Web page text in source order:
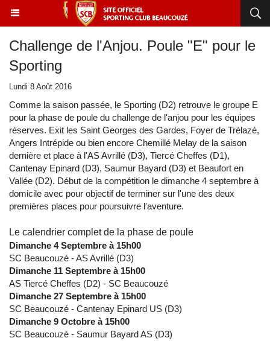
Challenge de l'Anjou. Poule "E" pour le
Sporting
Lundi 8 Août 2016
Comme la saison passée, le Sporting (D2) retrouve le groupe E
pour la phase de poule du challenge de l'anjou pour les équipes
réserves. Exit les Saint Georges des Gardes, Foyer de Trélazé,
Angers Intrépide ou bien encore Chemillé Melay de la saison
dernière et place à l'AS Avrillé (D3), Tiercé Cheffes (D1),
Cantenay Epinard (D3), Saumur Bayard (D3) et Beaufort en
Vallée (D2). Début de la compétition le dimanche 4 septembre à
domicile avec pour objectif de terminer sur l'une des deux
premières places pour poursuivre l'aventure.
Le calendrier complet de la phase de poule
Dimanche 4 Septembre à 15h00
SC Beaucouzé - AS Avrillé (D3)
Dimanche 11 Septembre à 15h00
AS Tiercé Cheffes (D2) - SC Beaucouzé
Dimanche 27 Septembre à 15h00
SC Beaucouzé - Cantenay Epinard US (D3)
Dimanche 9 Octobre à 15h00
SC Beaucouzé - Saumur Bayard AS (D3)